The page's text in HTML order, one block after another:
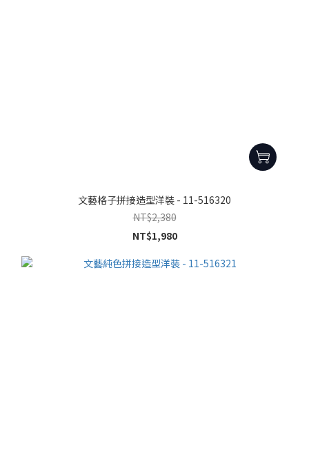
文藝格子拼接造型洋裝 - 11-516320
NT$2,380
NT$1,980